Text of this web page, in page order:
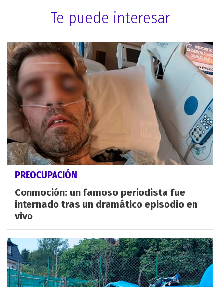
Te puede interesar
PREOCUPACIÓN
Conmoción: un famoso periodista fue
internado tras un dramático episodio en
vivo